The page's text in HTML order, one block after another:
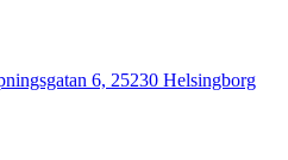
6, 25230 Helsingborg